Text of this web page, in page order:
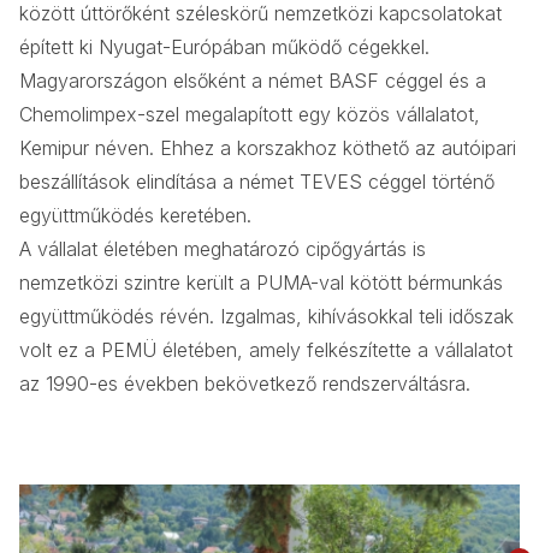
között úttörőként széleskörű nemzetközi kapcsolatokat
épített ki Nyugat-Európában működő cégekkel.
Magyarországon elsőként a német BASF céggel és a
Chemolimpex-szel megalapított egy közös vállalatot,
Kemipur néven. Ehhez a korszakhoz köthető az autóipari
beszállítások elindítása a német TEVES céggel történő
együttműködés keretében.
A vállalat életében meghatározó cipőgyártás is
nemzetközi szintre került a PUMA-val kötött bérmunkás
együttműködés révén. Izgalmas, kihívásokkal teli időszak
volt ez a PEMÜ életében, amely felkészítette a vállalatot
az 1990-es években bekövetkező rendszerváltásra.